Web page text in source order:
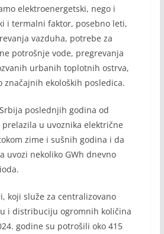
elektroenergetski, nego i
i termalni faktor, posebno leti,
vazduha, potrebe za
potrošnje vode, pregrevanja
urbanih toplotnih ostrva,
značajnih ekoloških posledica.
poslednjih godina od
prelazila u uvoznika električne
zime i sušnih godina i da
uvozi nekoliko GWh dnevno
koji služe za centralizovano
i distribuciju ogromnih količina
godine su potrošili oko 415